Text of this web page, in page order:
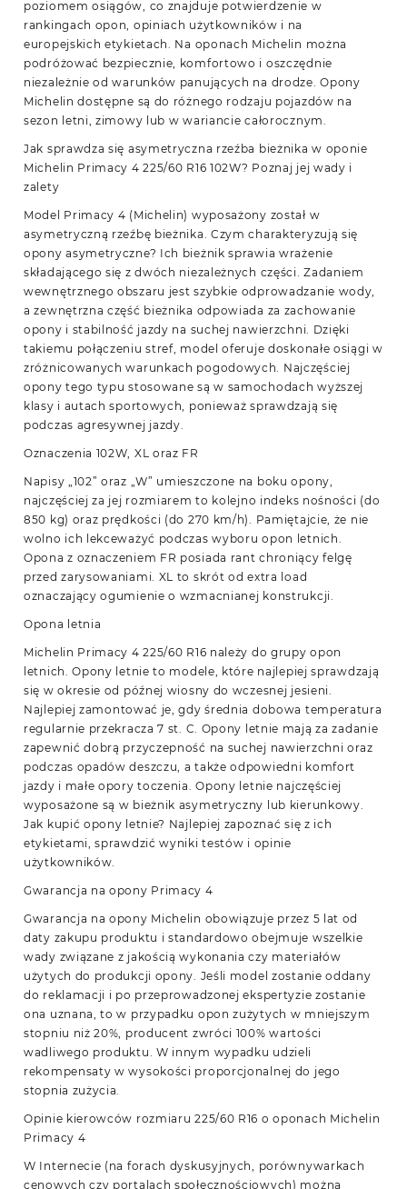
poziomem osiągów, co znajduje potwierdzenie w
rankingach opon, opiniach użytkowników i na
europejskich etykietach. Na oponach Michelin można
podróżować bezpiecznie, komfortowo i oszczędnie
niezależnie od warunków panujących na drodze. Opony
Michelin dostępne są do różnego rodzaju pojazdów na
sezon letni, zimowy lub w wariancie całorocznym.
Jak sprawdza się asymetryczna rzeźba bieżnika w oponie
Michelin Primacy 4 225/60 R16 102W? Poznaj jej wady i
zalety
Model Primacy 4 (Michelin) wyposażony został w
asymetryczną rzeźbę bieżnika. Czym charakteryzują się
opony asymetryczne? Ich bieżnik sprawia wrażenie
składającego się z dwóch niezależnych części. Zadaniem
wewnętrznego obszaru jest szybkie odprowadzanie wody,
a zewnętrzna część bieżnika odpowiada za zachowanie
opony i stabilność jazdy na suchej nawierzchni. Dzięki
takiemu połączeniu stref, model oferuje doskonałe osiągi w
zróżnicowanych warunkach pogodowych. Najczęściej
opony tego typu stosowane są w samochodach wyższej
klasy i autach sportowych, ponieważ sprawdzają się
podczas agresywnej jazdy.
Oznaczenia 102W, XL oraz FR
Napisy „102” oraz „W” umieszczone na boku opony,
najczęściej za jej rozmiarem to kolejno indeks nośności (do
850 kg) oraz prędkości (do 270 km/h). Pamiętajcie, że nie
wolno ich lekceważyć podczas wyboru opon letnich.
Opona z oznaczeniem FR posiada rant chroniący felgę
przed zarysowaniami. XL to skrót od extra load
oznaczający ogumienie o wzmacnianej konstrukcji.
Opona letnia
Michelin Primacy 4 225/60 R16 należy do grupy opon
letnich. Opony letnie to modele, które najlepiej sprawdzają
się w okresie od późnej wiosny do wczesnej jesieni.
Najlepiej zamontować je, gdy średnia dobowa temperatura
regularnie przekracza 7 st. C. Opony letnie mają za zadanie
zapewnić dobrą przyczepność na suchej nawierzchni oraz
podczas opadów deszczu, a także odpowiedni komfort
jazdy i małe opory toczenia. Opony letnie najczęściej
wyposażone są w bieżnik asymetryczny lub kierunkowy.
Jak kupić opony letnie? Najlepiej zapoznać się z ich
etykietami, sprawdzić wyniki testów i opinie
użytkowników.
Gwarancja na opony Primacy 4
Gwarancja na opony Michelin obowiązuje przez 5 lat od
daty zakupu produktu i standardowo obejmuje wszelkie
wady związane z jakością wykonania czy materiałów
użytych do produkcji opony. Jeśli model zostanie oddany
do reklamacji i po przeprowadzonej ekspertyzie zostanie
ona uznana, to w przypadku opon zużytych w mniejszym
stopniu niż 20%, producent zwróci 100% wartości
wadliwego produktu. W innym wypadku udzieli
rekompensaty w wysokości proporcjonalnej do jego
stopnia zużycia.
Opinie kierowców rozmiaru 225/60 R16 o oponach Michelin
Primacy 4
W Internecie (na forach dyskusyjnych, porównywarkach
cenowych czy portalach społecznościowych) można